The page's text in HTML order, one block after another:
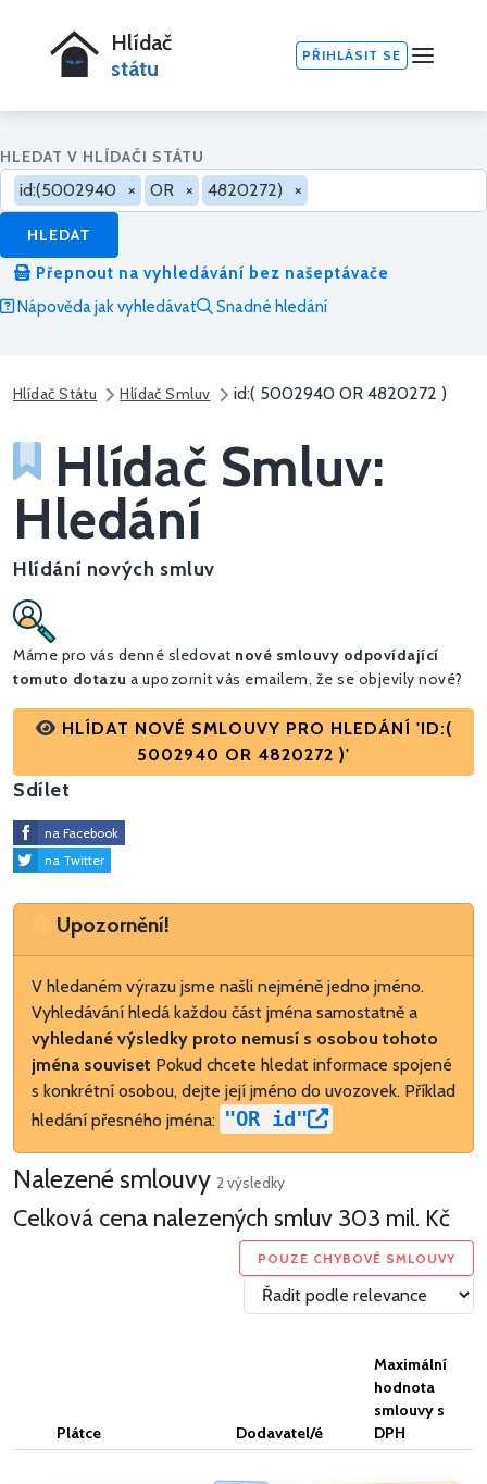
Hlídač
státu
PŘIHLÁSIT SE
HLEDAT V HLÍDAČI STÁTU
id:(5002940 × OR × 4820272) ×
HLEDAT
Přepnout na vyhledávání bez našeptávače
Nápověda jak vyhledávat
Snadné hledání
Hlídač Státu Hlídač Smluv id:( 5002940 OR 4820272 )
Hlídač Smluv:
Hledání
Hlídání nových smluv
Máme pro vás denné sledovat nové smlouvy odpovídající
tomuto dotazu a upozornit vás emailem, že se objevily nové?
HLÍDAT NOVÉ SMLOUVY PRO HLEDÁNÍ 'ID:(
5002940 OR 4820272 )'
Sdílet
na Facebook
na Twitter
Upozornění
Upozornění!
V hledaném výrazu jsme našli nejméně jedno jméno.
Vyhledávání hledá každou část jména samostatně a
vyhledané výsledky proto nemusí s osobou tohoto
jména souviset Pokud chcete hledat informace spojené
s konkrétní osobou, dejte její jméno do uvozovek. Příklad
hledání přesného jména: "OR id"
Nalezené smlouvy 2 výsledky
Celková cena nalezených smluv 303 mil. Kč
POUZE CHYBOVÉ SMLOUVY
Plátce Dodavatel/é
Maximální
hodnota
smlouvy s
DPH